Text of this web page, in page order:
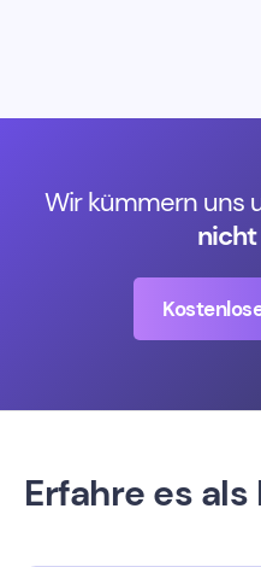
Wir kümmern uns
Erfahre es als